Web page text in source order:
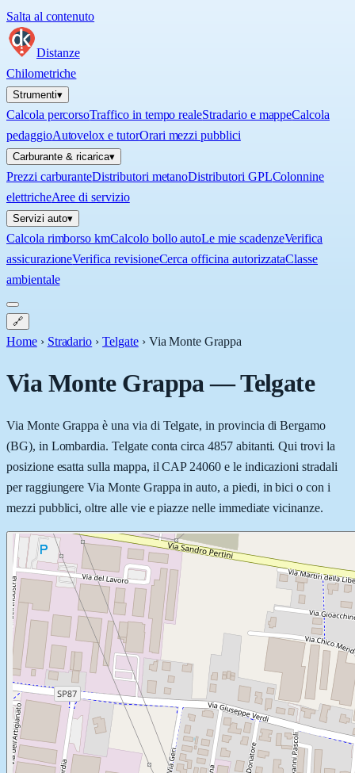
Salta al contenuto
Distanze
Chilometriche
Strumenti▾
Calcola percorsoTraffico in tempo realeStradario e mappeCalcola
pedaggioAutovelox e tutorOrari mezzi pubblici
Carburante & ricarica▾
Prezzi carburanteDistributori metanoDistributori GPLColonnine
elettricheAree di servizio
Servizi auto▾
Calcola rimborso kmCalcolo bollo autoLe mie scadenzeVerifica
assicurazioneVerifica revisioneCerca officina autorizzataClasse
ambientale
🔗
Home › Stradario › Telgate › Via Monte Grappa
Via Monte Grappa—Telgate
Via Monte Grappa è una via di Telgate, in provincia di Bergamo
(BG), in Lombardia. Telgate conta circa 4857 abitanti. Qui trovi la
posizione esatta sulla mappa, il CAP 24060 e le indicazioni stradali
per raggiungere Via Monte Grappa in auto, a piedi, in bici o con i
mezzi pubblici, oltre alle vie e piazze nelle immediate vicinanze.